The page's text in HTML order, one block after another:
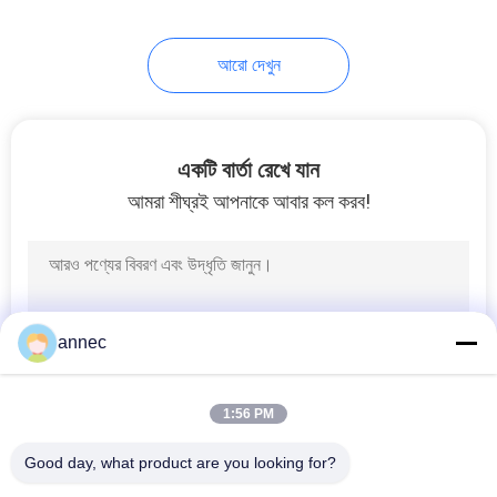
ইস্পাত তৈরি অবাধ্যতা
অবাধ্য কাঁচামাল
আরো দেখুন
একটি বার্তা রেখে যান
আমরা শীঘ্রই আপনাকে আবার কল করব!
annec
1:56 PM
Good day, what product are you looking for?